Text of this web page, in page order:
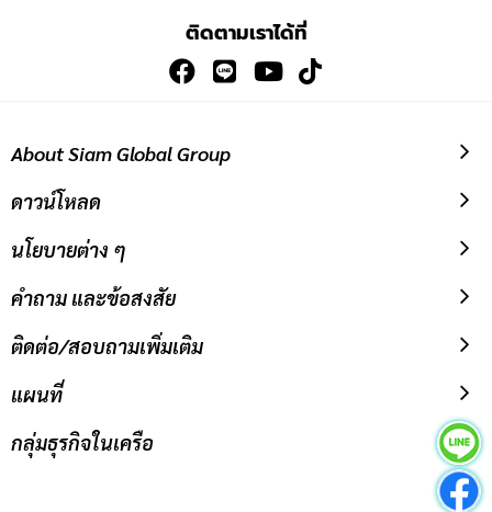
ติดตามเราได้ที่
About Siam Global Group
ดาวน์โหลด
นโยบายต่าง ๆ
คำถาม และข้อสงสัย
ติดต่อ/สอบถามเพิ่มเติม
แผนที่
กลุ่มธุรกิจในเครือ